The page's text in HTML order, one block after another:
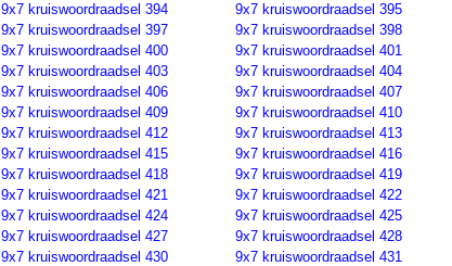
9x7 kruiswoordraadsel 394
9x7 kruiswoordraadsel 395
9x7 kruiswoordraadsel 397
9x7 kruiswoordraadsel 398
9x7 kruiswoordraadsel 400
9x7 kruiswoordraadsel 401
9x7 kruiswoordraadsel 403
9x7 kruiswoordraadsel 404
9x7 kruiswoordraadsel 406
9x7 kruiswoordraadsel 407
9x7 kruiswoordraadsel 409
9x7 kruiswoordraadsel 410
9x7 kruiswoordraadsel 412
9x7 kruiswoordraadsel 413
9x7 kruiswoordraadsel 415
9x7 kruiswoordraadsel 416
9x7 kruiswoordraadsel 418
9x7 kruiswoordraadsel 419
9x7 kruiswoordraadsel 421
9x7 kruiswoordraadsel 422
9x7 kruiswoordraadsel 424
9x7 kruiswoordraadsel 425
9x7 kruiswoordraadsel 427
9x7 kruiswoordraadsel 428
9x7 kruiswoordraadsel 430
9x7 kruiswoordraadsel 431